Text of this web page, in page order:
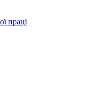
праці